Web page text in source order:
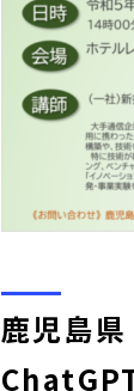
鹿児島県